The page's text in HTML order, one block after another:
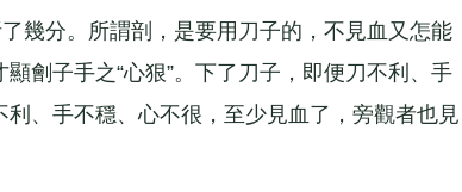
分。所謂剖，是要用刀子的，不見血又怎能
劊子手之“心狠”。下了刀子，即便刀不利、手
、手不穩、心不很，至少見血了，旁觀者也見